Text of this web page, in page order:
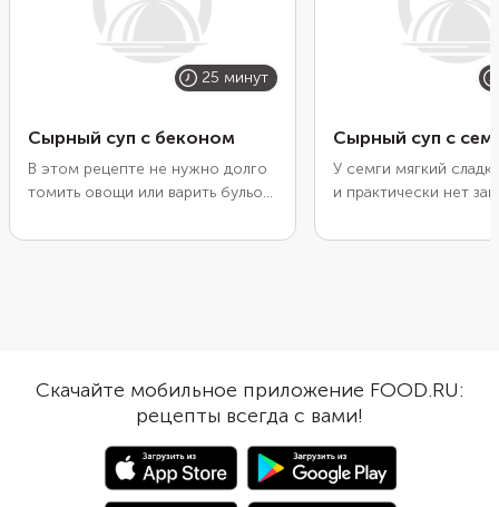
25 минут
Сырный суп с беконом
В этом рецепте не нужно долго
томить овощи или варить бульон.
все равно получится наваристым
добавьте лапшу быстрого
приготовления. Дайте ей
распариться, и можно разливать
суп по тарелкам. Если добавите в
суп приправу из-под лапши, то
дополнительные специи не
Сырный суп с
У семги мягкий
и практически нет
сытнее и придаст ей
Скачайте мобильное приложение FOOD.RU:
рецепты всегда с вами!